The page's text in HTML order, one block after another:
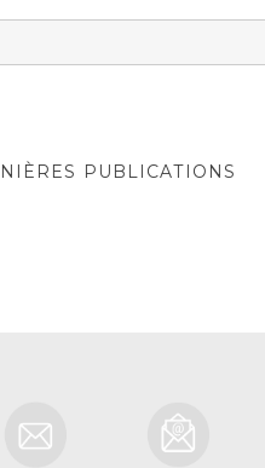
PUBLICATIONS